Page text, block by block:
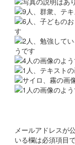
メールアドレスが
いる欄は必須項目